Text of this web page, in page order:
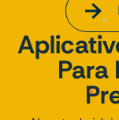
Para